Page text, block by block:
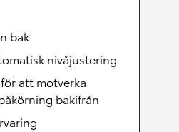
bak
nivåjustering
att motverka
bakifrån